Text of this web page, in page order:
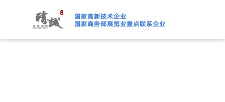
91桃色APP下载免费版,91